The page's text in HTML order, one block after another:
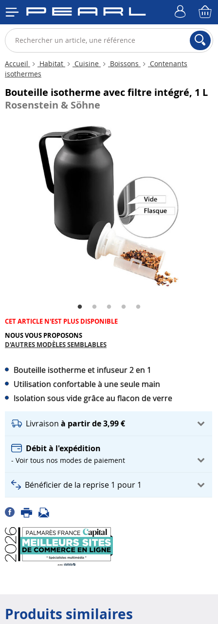
Accueil Habitat Cuisine Boissons
Contenants
isothermes
Bouteille isotherme avec filtre intégré, 1 L
Rosenstein & Söhne
CET ARTICLE N'EST PLUS DISPONIBLE
NOUS VOUS PROPOSONS
D'AUTRES MODÈLES SEMBLABLES
Bouteille isotherme et infuseur 2 en 1
Utilisation confortable à une seule main
Isolation sous vide grâce au flacon de verre
Livraison à partir de 3,99 €
Débit à l'expédition
- Voir tous nos modes de paiement
Bénéficier de la reprise 1 pour 1
Produits similaires